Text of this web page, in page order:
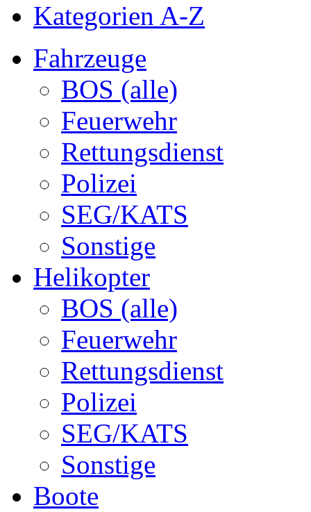
Kategorien A-Z
Fahrzeuge
BOS (alle)
Feuerwehr
Rettungsdienst
Polizei
SEG/KATS
Sonstige
Helikopter
BOS (alle)
Feuerwehr
Rettungsdienst
Polizei
SEG/KATS
Sonstige
Boote